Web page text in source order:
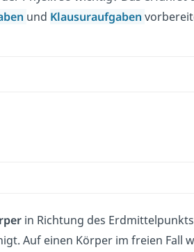
und Klausuraufgaben
in Richtung des
Auf einen Körper im freien Fall